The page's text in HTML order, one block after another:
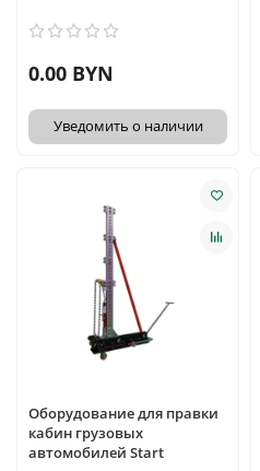
0.00 BYN
Уведомить о наличии
Оборудование для правки
кабин грузовых
автомобилей Start